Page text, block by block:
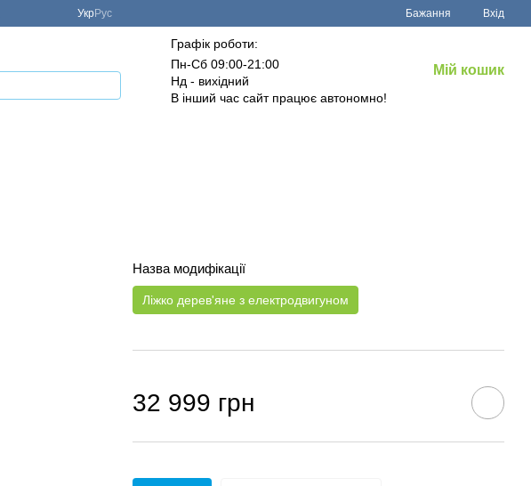
УкрРус Бажання Вхід
Графік роботи:
Пн-Сб 09:00-21:00
Нд - вихідний
В інший час сайт працює автономно!
Мій кошик
Назва модифікації
Ліжко дерев'яне з електродвигуном
32 999 грн